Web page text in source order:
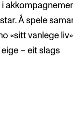
i
Å spele
«sitt vanlege
– eit slags